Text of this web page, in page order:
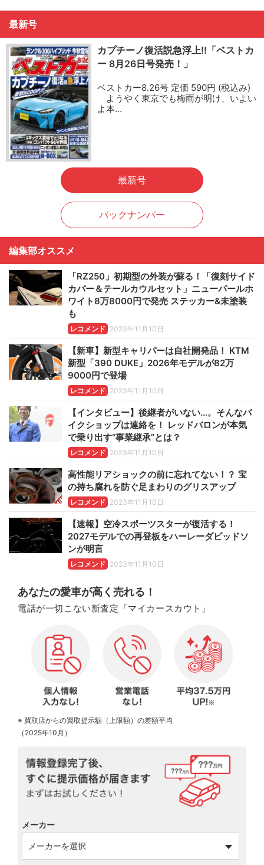
最新号
カプチーノ復活説急浮上!!「ベストカ
ー 8月26日号発売！」
ベストカー8.26号 定価 590円 (税込み)
ようやく東京でも梅雨が明け、いよい
よ本…
最新号
バックナンバー
編集部オススメ
「RZ250」初期型の外装が蘇る！「復刻サイド
カバー＆テールカウルセット」ニューパールホ
ワイト8万8000円で発売 ステッカー&未塗装
も
レコメンド 2023年11月10日
【新車】新型キャリパーは自社開発品！ KTM
新型「390 DUKE」2026年モデルが82万
9000円で登場
レコメンド 2023年11月10日
【インタビュー】後継者がいない…。そんなバ
イクショップは連絡を！ レッドバロンが本気
で乗り出す“事業継承”とは？
レコメンド 2023年11月10日
高性能リアショックの前に忘れてない！？ 宝
の持ち腐れを防ぐ足まわりのグリスアップ
レコメンド 2023年11月10日
【速報】空冷スポーツスターが復活する！
2027モデルでの再登板をハーレーダビッドソ
ンが明言
レコメンド 2023年11月10日
あなたの愛車が高く売れる！
電話が一切こない新査定「マイカースカウト」
※ 買取店からの買取提示額（上限額）の差額平均
（2025年10月）
メーカー